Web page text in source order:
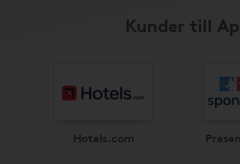
Kunder till
Hotels.com